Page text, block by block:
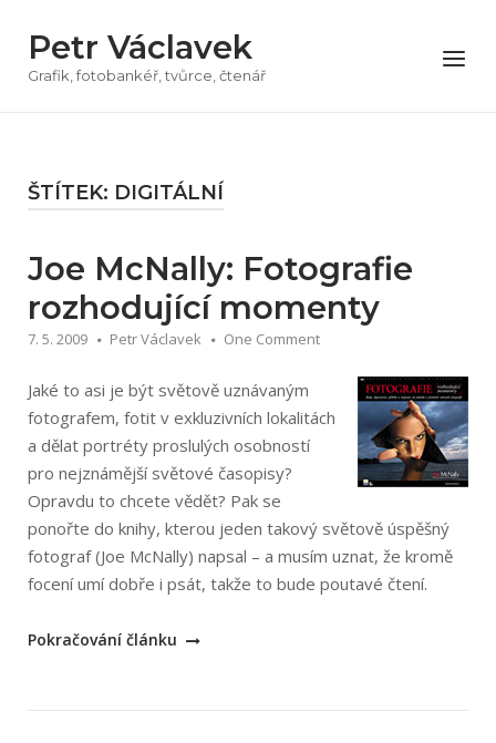
obsah
Petr Václavek
Grafik, fotobankéř, tvůrce, čtenář
Menu
ŠTÍTEK: DIGITÁLNÍ
Joe McNally: Fotografie
rozhodující momenty
7. 5. 2009 Petr Václavek One Comment
Jaké to asi je být světově uznávaným
fotografem, fotit v exkluzivních lokalitách
a dělat portréty proslulých osobností
pro nejznámější světové časopisy?
Opravdu to chcete vědět? Pak se
ponořte do knihy, kterou jeden takový světově úspěšný
fotograf (Joe McNally) napsal – a musím uznat, že kromě
focení umí dobře i psát, takže to bude poutavé čtení.
„Joe
Pokračování článku